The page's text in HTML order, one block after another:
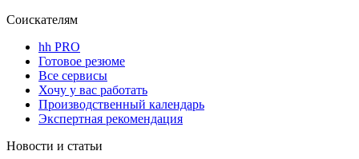
Соискателям
hh PRO
Готовое резюме
Все сервисы
Хочу у вас работать
Производственный календарь
Экспертная рекомендация
Новости и статьи